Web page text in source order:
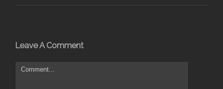
Leave A Comment
Comment